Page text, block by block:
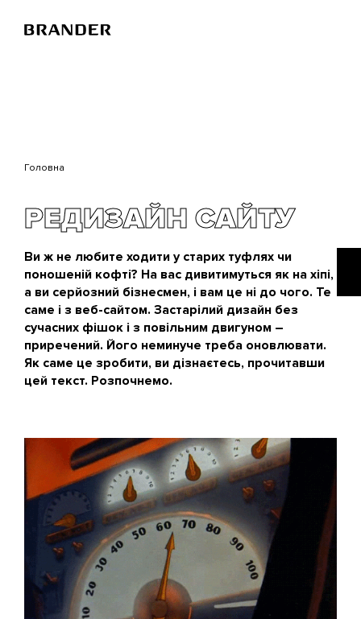
Головна
РЕДИЗАЙН САЙТУ
Ви ж не любите ходити у старих туфлях чи
поношеній кофті? На вас дивитимуться як на хіпі,
а ви серйозний бізнесмен, і вам це ні до чого. Те
саме і з веб-сайтом. Застарілий дизайн без
сучасних фішок і з повільним двигуном –
приречений. Його неминуче треба оновлювати.
Як саме це зробити, ви дізнаєтесь, прочитавши
цей текст. Розпочнемо.